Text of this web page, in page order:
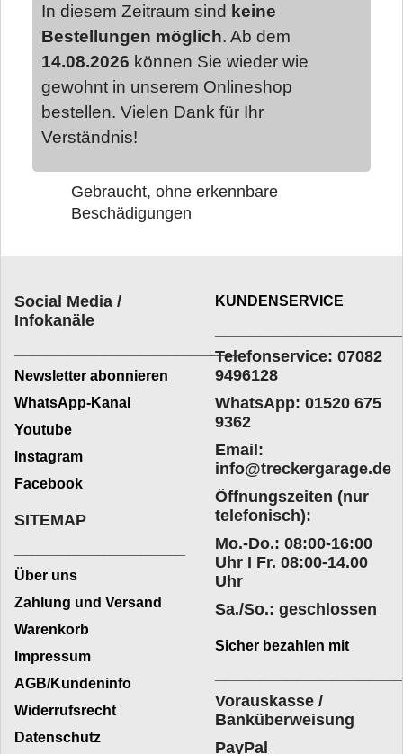
In diesem Zeitraum sind keine
Bestellungen möglich. Ab dem
14.08.2026 können Sie wieder wie
gewohnt in unserem Onlineshop
bestellen. Vielen Dank für Ihr
Verständnis!
Gebraucht, ohne erkennbare
Beschädigungen
Social Media /
Infokanäle
_________________________
Newsletter abonnieren
WhatsApp-Kanal
Youtube
Instagram
Facebook
KUNDENSERVICE
Telefonservice: 07082
9496128
WhatsApp: 01520 675
9362
Email:
info@treckergarage.de
Öffnungszeiten (nur
telefonisch):
Mo.-Do.: 08:00-16:00
Uhr I Fr. 08:00-14.00
Uhr
Sa./So.: geschlossen
SITEMAP
Über uns
Zahlung und Versand
Warenkorb
Impressum
AGB/Kundeninfo
Widerrufsrecht
Datenschutz
Sicher bezahlen mit
Vorauskasse /
Banküberweisung
PayPal